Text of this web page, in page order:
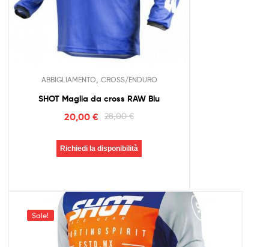
ABBIGLIAMENTO CROSS/ENDURO
SHOT Maglia da cross RAW Blu
28,00€
20,00€
Richiedi la disponibilità
Sale!